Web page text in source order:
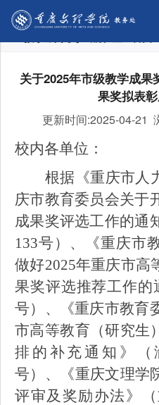
关于2025年市级教学成
果奖拟表
更新时间:2025-04-21
校内各单位：
根据《重庆市人
庆市教育委员会关于
成果奖评选工作的通
133号）、《重庆市
做好2025年重庆市高
果奖评选推荐工作的
号）、《重庆市教育
市高等教育（研究生
排的补充通知》（
号）、《重庆文理学
评审及奖励办法》